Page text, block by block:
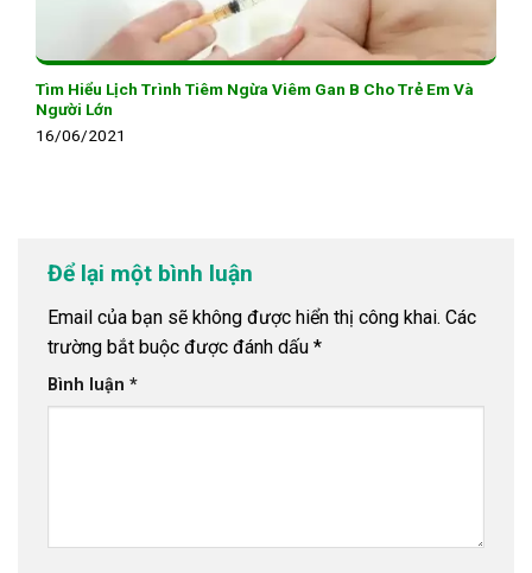
Tìm Hiểu Lịch Trình Tiêm Ngừa Viêm Gan B Cho Trẻ Em Và
Người Lớn
16/06/2021
Để lại một bình luận
Email của bạn sẽ không được hiển thị công khai. Các
trường bắt buộc được đánh dấu *
Bình luận *